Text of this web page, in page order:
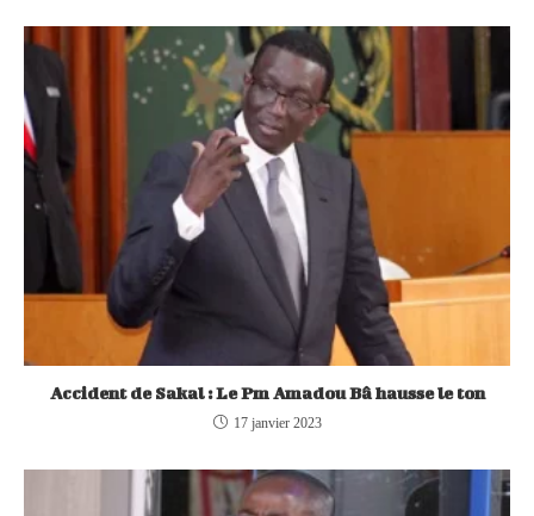
Accident de Sakal : Le Pm Amadou Bâ hausse le ton
17 janvier 2023